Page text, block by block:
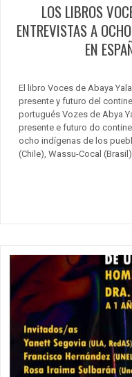
LOS LIBROS
ENTREVISTAS A
EN
El libro Voces de Abaya
presente y futuro del
portugués Vozes de Abya
presente e futuro do
ocho indígenas de los
(Chile), Wassu-Cocal